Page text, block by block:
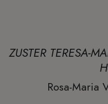
ZUSTER TERESA-
Rosa-Maria